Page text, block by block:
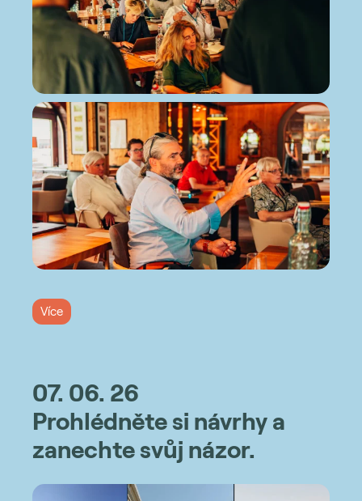
Více
07. 06. 26
Prohlédněte si návrhy a
zanechte svůj názor.